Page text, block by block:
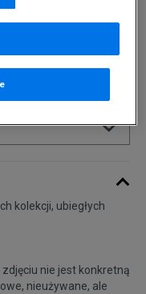
kolekcji, ubiegłych
nie jest konkretną
nieużywane, ale